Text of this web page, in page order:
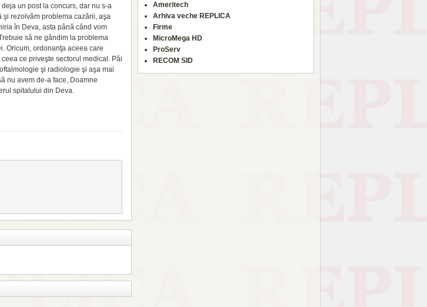
un post la concurs, dar nu s-a
şi rezolvăm problema cazării, aşa
în Deva, asta până când vom
să ne gândim la problema
Oricum, ordonanţa aceea care
ce priveşte sectorul medical. Păi
şi radiologie şi aşa mai
nu avem de-a face, Doamne
spitalului din Deva.
Ameritech
Arhiva veche REPLICA
Firme
MicroMega HD
ProServ
RECOM SID